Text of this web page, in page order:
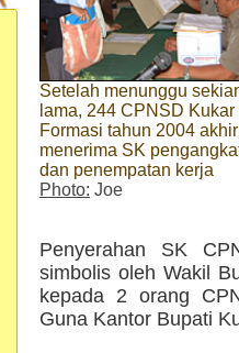
Setelah menunggu
lama, 244 CPNSD Kukar
Formasi tahun 2004
menerima SK
dan penempatan kerja
Photo: Joe
Penyerahan SK
simbolis oleh Wakil
kepada 2 orang
Guna Kantor Bupati